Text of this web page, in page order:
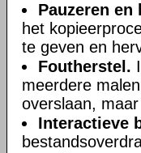
Pauzeren
het
te geven en
Foutherstel.
meerdere
overslaan,
Interactieve